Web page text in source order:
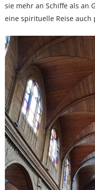
sie mehr an Schiffe als an
eine spirituelle Reise auch